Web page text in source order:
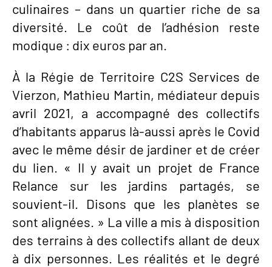
culinaires – dans un quartier riche de sa
diversité. Le coût de l’adhésion reste
modique : dix euros par an.
À la Régie de Territoire C2S Services de
Vierzon, Mathieu Martin, médiateur depuis
avril 2021, a accompagné des collectifs
d’habitants apparus là-aussi après le Covid
avec le même désir de jardiner et de créer
du lien. « Il y avait un projet de France
Relance sur les jardins partagés, se
souvient-il. Disons que les planètes se
sont alignées. » La ville a mis à disposition
des terrains à des collectifs allant de deux
à dix personnes. Les réalités et le degré